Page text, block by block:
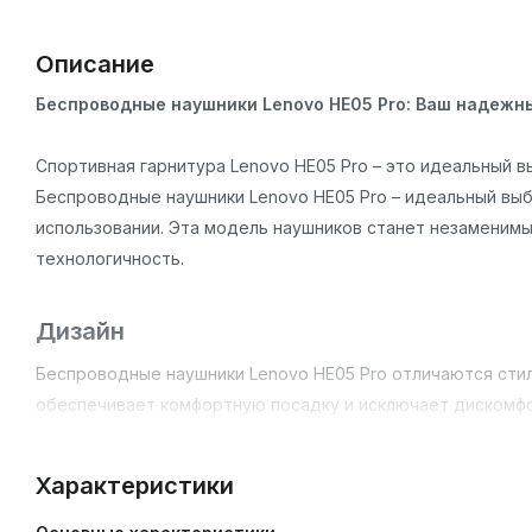
Описание
Беспроводные наушники Lenovo HE05 Pro: Ваш
Спортивная гарнитура Lenovo HE05 Pro – это идеальный
Беспроводные наушники Lenovo HE05 Pro – идеальный
использовании. Эта модель наушников станет
технологичность.
Дизайн
Беспроводные наушники Lenovo HE05 Pro отличаются
обеспечивает комфортную посадку и исключает
Основные особенности
Характеристики